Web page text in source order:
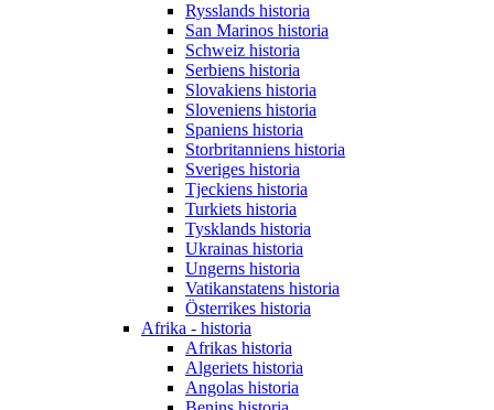
Rysslands historia
San Marinos historia
Schweiz historia
Serbiens historia
Slovakiens historia
Sloveniens historia
Spaniens historia
Storbritanniens historia
Sveriges historia
Tjeckiens historia
Turkiets historia
Tysklands historia
Ukrainas historia
Ungerns historia
Vatikanstatens historia
Österrikes historia
Afrika - historia
Afrikas historia
Algeriets historia
Angolas historia